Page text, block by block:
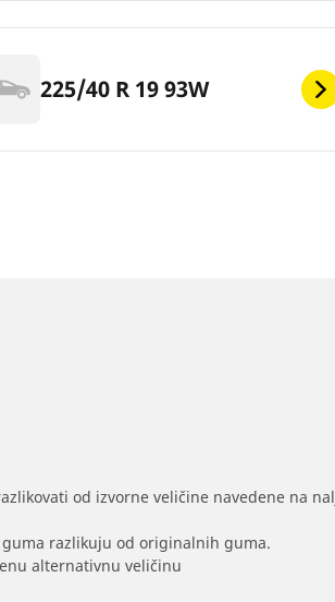
225/40 R 19 93W
od izvorne veličine navedene na
razlikuju od originalnih guma.
alternativnu veličinu